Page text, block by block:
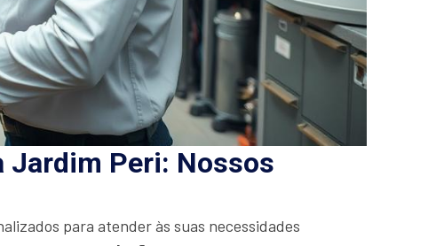
Jardim Peri: Nossos
para atender às suas necessidades